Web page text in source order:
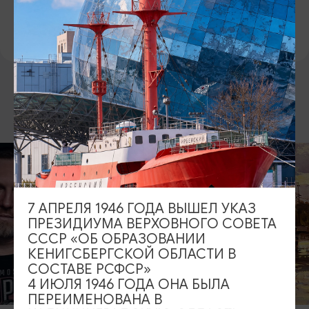
ВКОНТАКТЕ
https://vk.com/maciclc
ВОЗМОЖНО ВАС ЗАИНТЕРЕСУЕТ
ВЫСТАВКИ
КОНЦЕРТЫ
Открытие
филармонии
областная
Светланова
7 АПРЕЛЯ 1946 ГОДА ВЫШЕЛ УКАЗ
ПРЕЗИДИУМА ВЕРХОВНОГО СОВЕТА
СССР «ОБ ОБРАЗОВАНИИ
КЕНИГСБЕРГСКОЙ ОБЛАСТИ В
СОСТАВЕ РСФСР»
4 ИЮЛЯ 1946 ГОДА ОНА БЫЛА
ПЕРЕИМЕНОВАНА В